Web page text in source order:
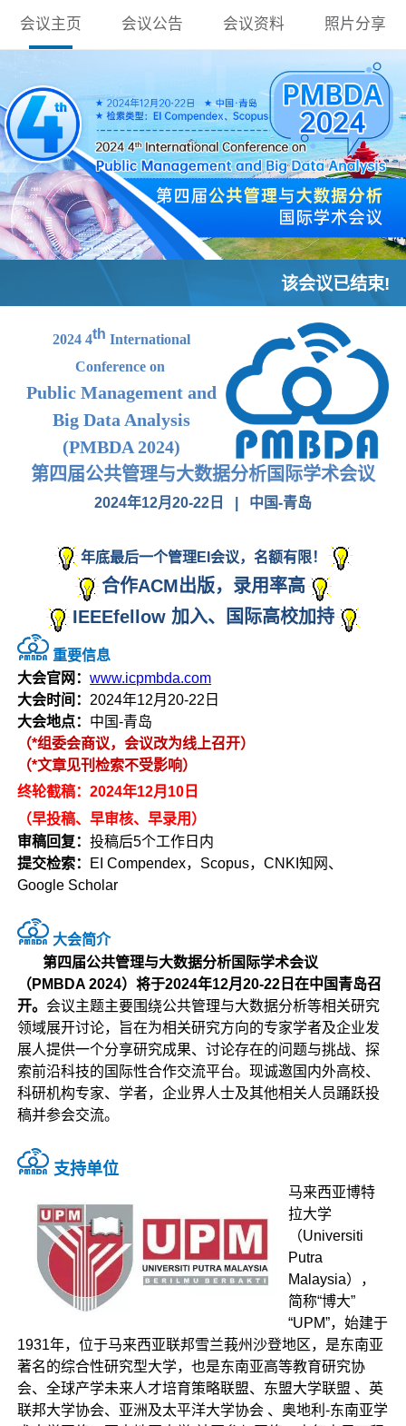
会议主页 会议公告 会议资料 照片分享
该会议已结束!
2024 4th International
Conference on
Public Management and
Big Data Analysis
(PMBDA 2024)
第四届公共管理与大数据分析国际学术会议
2024年12月20-22日 | 中国-青岛
年底最后一个管理EI会议，名额有限！
合作ACM出版，录用率高
IEEEfellow 加入、国际高校加持
重要信息
大会官网：www.icpmbda.com
大会时间： 2024年12月20-22日
大会地点： 中国-青岛
（*组委会商议，会议改为线上召开）
（*文章见刊检索不受影响）
终轮截稿：2024年12月10日
（早投稿、早审核、早录用）
审稿回复：投稿后5个工作日内
提交检索：
EI Compendex，Scopus，CNKI知网、
Google Scholar
大会简介
第四届公共管理与大数据分析国际学术会议
（PMBDA 2024）将于2024年12月20-22日在中国青岛召
开。 会议主题主要围绕公共管理与大数据分析等相关研究
领域展开讨论，旨在为相关研究方向的专家学者及企业发
展人提供一个分享研究成果、讨论存在的问题与挑战、探
索前沿科技的国际性合作交流平台。现诚邀国内外高校、
科研机构专家、学者，企业界人士及其他相关人员踊跃投
稿并参会交流。
支持单位
马来西亚博特
拉大学
（Universiti
Putra
Malaysia），
简称“博大”
“UPM”，始建于
1931年，位于马来西亚联邦雪兰莪州沙登地区，是东南亚
著名的综合性研究型大学，也是东南亚高等教育研究协
会、全球产学未来人才培育策略联盟、东盟大学联盟 、英
联邦大学协会、亚洲及太平洋大学协会 、奥地利-东南亚学